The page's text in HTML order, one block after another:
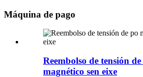
Máquina de pago
Reembolso de tensión
magnético sen eixe